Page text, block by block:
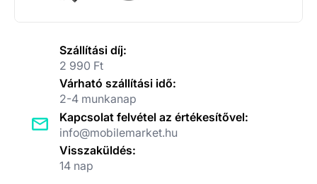
Szállítási díj:
2 990 Ft
Várható szállítási idő:
2-4 munkanap
Kapcsolat felvétel az értékesítővel:
info@mobilemarket.hu
Visszaküldés:
14 nap